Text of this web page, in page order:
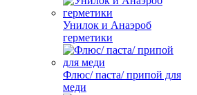
Унилок и Анаэроб
герметики
Флюс/ паста/ припой для
меди